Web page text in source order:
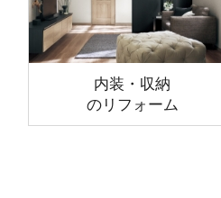
内装・収納
のリフォーム